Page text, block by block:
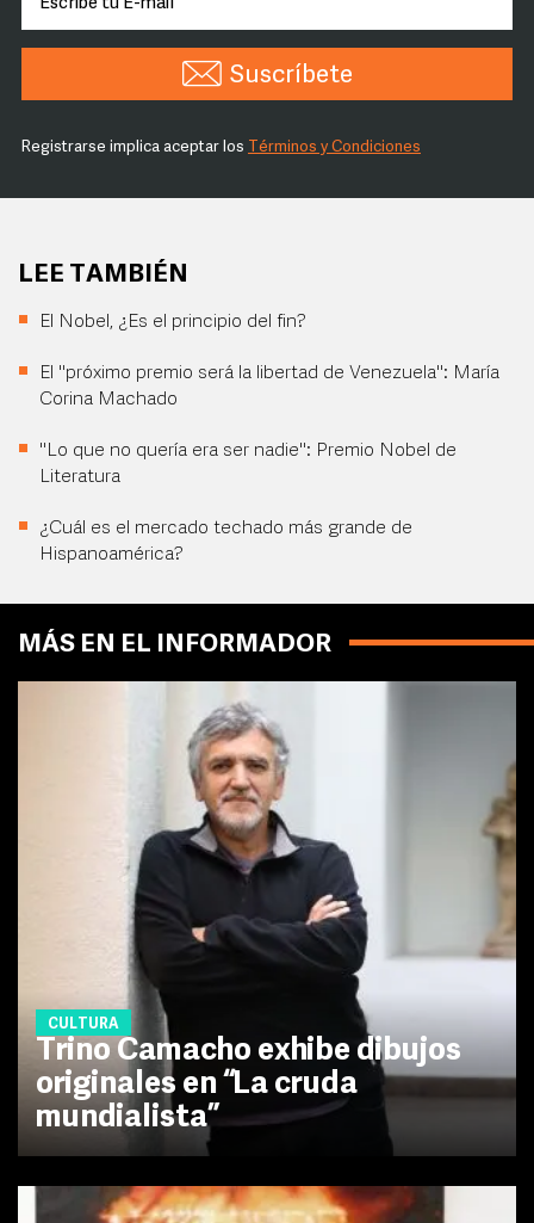
Suscríbete
Registrarse implica aceptar los Términos y Condiciones
LEE TAMBIÉN
El Nobel, ¿Es el principio del fin?
El "próximo premio será la libertad de Venezuela": María
Corina Machado
"Lo que no quería era ser nadie": Premio Nobel de
Literatura
¿Cuál es el mercado techado más grande de
Hispanoamérica?
MÁS EN EL INFORMADOR
CULTURA
Trino Camacho exhibe dibujos
originales en “La cruda
mundialista”